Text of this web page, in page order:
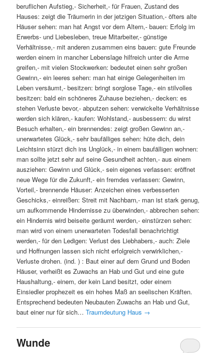
beruflichen Aufstieg,- Sicherheit,- für Frauen, Zustand des
Hauses: zeigt die Träumerin in der jetzigen Situation,- öfters alte
Häuser sehen: man hat Angst vor dem Altern,- bauen: Erfolg im
Erwerbs- und Liebesleben, treue Mitarbeiter,- günstige
Verhältnisse,- mit anderen zusammen eins bauen: gute Freunde
werden einem in mancher Lebenslage hilfreich unter die Arme
greifen,- mit vielen Stockwerken: bedeutet einen sehr großen
Gewinn,- ein leeres sehen: man hat einige Gelegenheiten im
Leben versäumt,- besitzen: bringt sorglose Tage,- ein stilvolles
besitzen: bald ein schöneres Zuhause beziehen,- decken: es
stehen Verluste bevor,- abputzen sehen: verwickelte Verhältnisse
werden sich klären,- kaufen: Wohlstand,- ausbessern: du wirst
Besuch erhalten,- ein brennendes: zeigt großen Gewinn an,-
unerwartetes Glück,- sehr baufälliges sehen: hüte dich, dein
Leichtsinn stürzt dich ins Unglück,- in einem baufälligen wohnen:
man sollte jetzt sehr auf seine Gesundheit achten,- aus einem
ausziehen: Gewinn und Glück,- sein eigenes verlassen: eröffnet
neue Wege für die Zukunft,- ein fremdes verlassen: Gewinn,
Vorteil,- brennende Häuser: Anzeichen eines verbesserten
Geschicks,- einreißen: Streit mit Nachbarn,- man ist stark genug,
um aufkommende Hindernisse zu überwinden,- abbrechen sehen:
ein Hindernis wird beiseite geräumt werden,- einstürzen sehen:
man wird von einem unerwarteten Todesfall benachrichtigt
werden,- für den Ledigen: Verlust des Liebhabers,- auch: Ziele
und Hoffnungen lassen sich nicht erfolgreich verwirklichen,-
Verluste drohen. (ind. ) : Baut einer auf dem Grund und Boden
Häuser, verheißt es Zuwachs an Hab und Gut und eine gute
Haushaltung,- einem, der kein Land besitzt, oder einem
Einsiedler prophezeit es ein hohes Maß an seelischen Kräften.
Entsprechend bedeuten Neubauten Zuwachs an Hab und Gut,
baut einer nur für sich…Traumdeutung Haus →
Wunde